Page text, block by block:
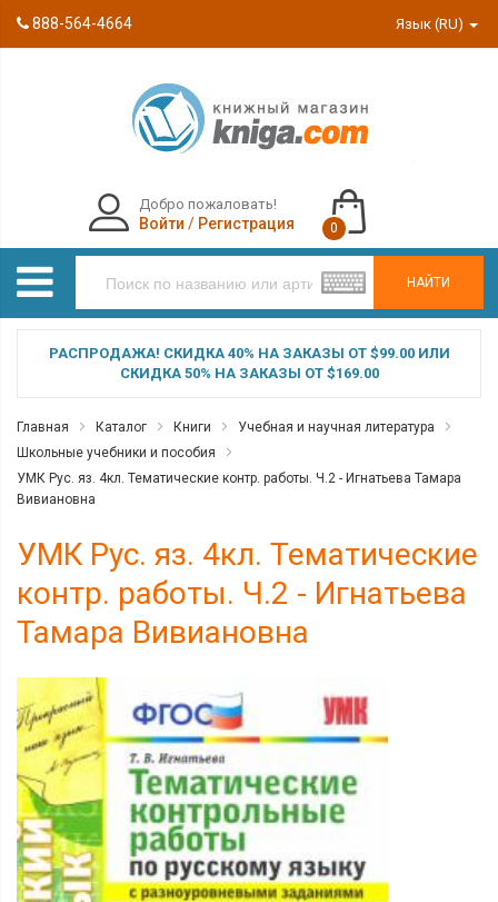
888-564-4664 Язык (RU)
НАЙТИ
Добро пожаловать!
Войти / Регистрация 0
РАСПРОДАЖА! СКИДКА 40% НА ЗАКАЗЫ ОТ $99.00 ИЛИ
СКИДКА 50% НА ЗАКАЗЫ ОТ $169.00
Главная Каталог Книги
Учебная и научная литература
Школьные учебники и пособия
УМК Рус. яз. 4кл. Тематические контр. работы. Ч.2 - Игнатьева Тамара
Вивиановна
УМК Рус. яз. 4кл. Тематические
контр. работы. Ч.2 - Игнатьева
Тамара Вивиановна